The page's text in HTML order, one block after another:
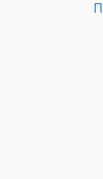
П